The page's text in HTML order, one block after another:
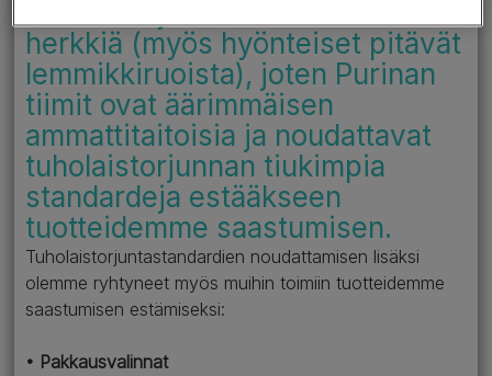
herkkiä (myös hyönteiset pitävät
lemmikkiruoista), joten Purinan
tiimit ovat äärimmäisen
ammattitaitoisia ja noudattavat
tuholaistorjunnan tiukimpia
standardeja estääkseen
tuotteidemme saastumisen.
Tuholaistorjuntastandardien noudattamisen lisäksi
olemme ryhtyneet myös muihin toimiin tuotteidemme
saastumisen estämiseksi:
• Pakkausvalinnat